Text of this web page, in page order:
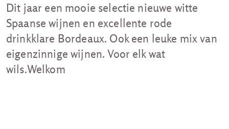
Dit jaar een mooie selectie nieuwe witte
Spaanse wijnen en excellente rode
drinkklare Bordeaux. Ook een leuke mix van
eigenzinnige wijnen. Voor elk wat
wils.Welkom